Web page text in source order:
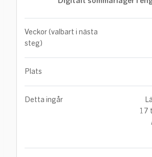
Veckor (valbart i nästa
steg)
Plats
Detta ingår
17